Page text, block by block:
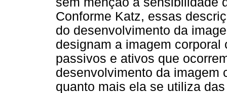
Conforme Katz, essas
do desenvolvimento da
designam a imagem
passivos e ativos que
desenvolvimento da imagem
quanto mais ela se utiliza